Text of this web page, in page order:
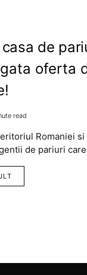
de
oferta
read
Romaniei si
de pariuri